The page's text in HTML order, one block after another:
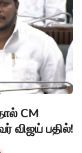
CM
விஜய் பதில்!